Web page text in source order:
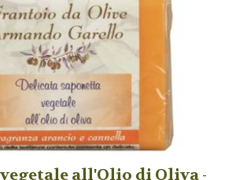
all'Olio di Oliva -